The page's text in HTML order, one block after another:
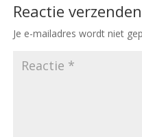
Reactie verzenden
Je e-mailadres wordt niet